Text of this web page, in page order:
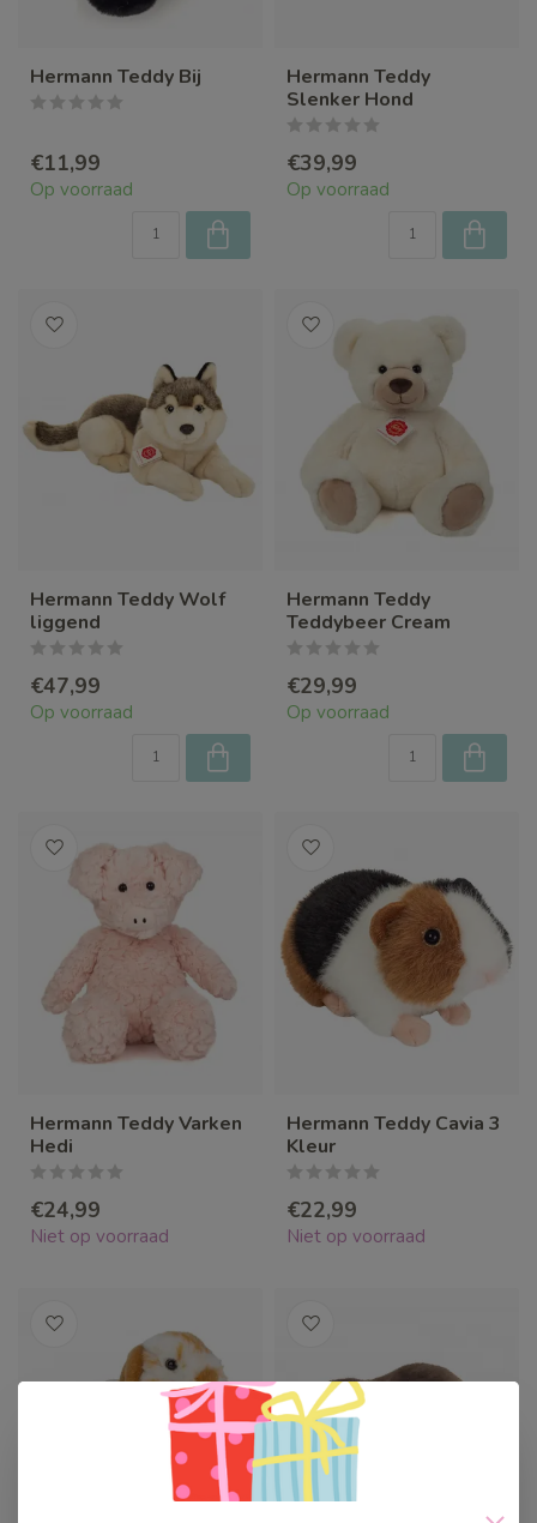
Hermann Teddy Bij
€11,99
Op voorraad
Hermann Teddy
Slenker Hond
€39,99
Op voorraad
Hermann Teddy Wolf
liggend
€47,99
Op voorraad
Hermann Teddy
Teddybeer Cream
€29,99
Op voorraad
Hermann Teddy Varken
Hedi
€24,99
Niet op voorraad
Hermann Teddy Cavia 3
Kleur
€22,99
Niet op voorraad